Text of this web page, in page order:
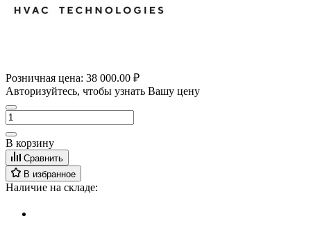
Розничная цена: 38 000.00 ₽
Авторизуйтесь, чтобы узнать Вашу цену
В корзину
Сравнить
В избранное
Наличие на складе: